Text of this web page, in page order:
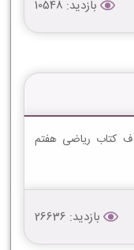
بازدید: 10548
کتاب ریاضی هفتم
بازدید: 26636